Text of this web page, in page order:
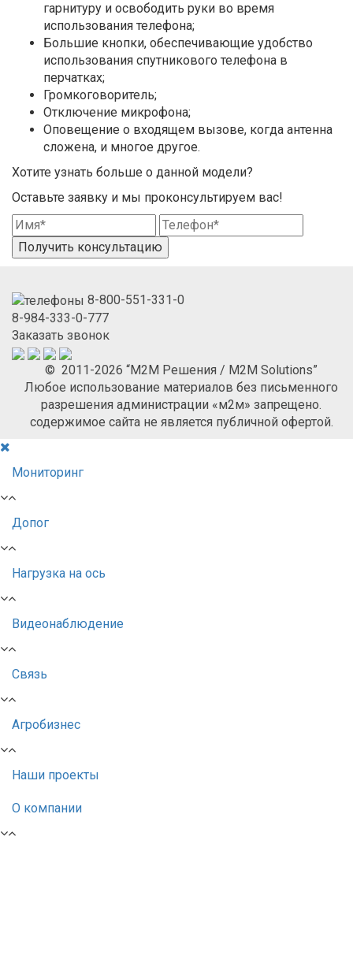
гарнитуру и освободить руки во время
использования телефона;
Большие кнопки, обеспечивающие удобство
использования спутникового телефона в
перчатках;
Громкоговоритель;
Отключение микрофона;
Оповещение о входящем вызове, когда антенна
сложена, и многое другое.
Хотите узнать больше о данной модели?
Оставьте заявку и мы проконсультируем вас!
Получить консультацию
8-800-551-331-0
8-984-333-0-777
Заказать звонок
© 2011-2026 “М2М Решения / M2M Solutions”
Любое использование материалов без письменного
разрешения администрации «м2м» запрещено.
содержимое сайта не является публичной офертой.
Мониторинг
Допог
Нагрузка на ось
Видеонаблюдение
Связь
Агробизнес
Наши проекты
О компании